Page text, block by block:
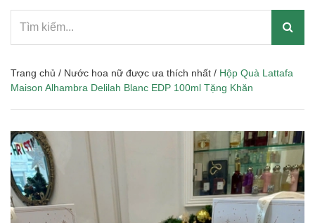
Trang chủ / Nước hoa nữ được ưa thích nhất / Hộp Quà Lattafa
Maison Alhambra Delilah Blanc EDP 100ml Tặng Khăn